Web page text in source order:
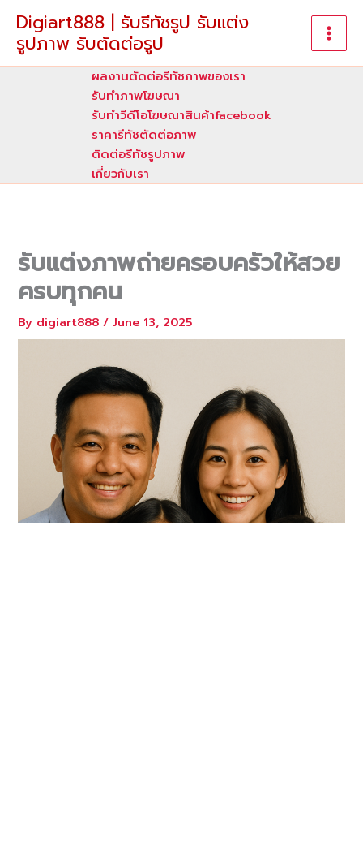
content
Digiart888 | รับรีทัชรูป รับแต่ง
รูปภาพ รับตัดต่อรูป
ผลงานตัดต่อรีทัชภาพของเรา
รับทําภาพโฆษณา
รับทำวีดีโอโฆษณาสินค้าfacebook
ราคารีทัชตัดต่อภาพ
ติดต่อรีทัชรูปภาพ
เกี่ยวกับเรา
รับแต่งภาพถ่ายครอบครัวให้สวย
ครบทุกคน
By digiart888/June 13, 2025